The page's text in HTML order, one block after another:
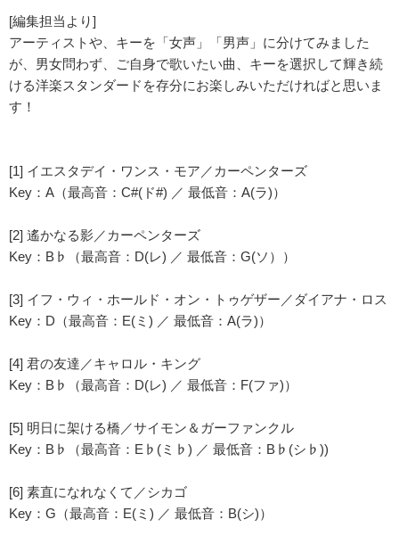
[編集担当より]
アーティストや、キーを「女声」「男声」に分けてみました
が、男女問わず、ご自身で歌いたい曲、キーを選択して輝き続
ける洋楽スタンダードを存分にお楽しみいただければと思いま
す！
[1] イエスタデイ・ワンス・モア／カーペンターズ
Key：A（最高音：C#(ド#) ／ 最低音：A(ラ)）
[2] 遙かなる影／カーペンターズ
Key：B♭（最高音：D(レ) ／ 最低音：G(ソ））
[3] イフ・ウィ・ホールド・オン・トゥゲザー／ダイアナ・ロス
Key：D（最高音：E(ミ) ／ 最低音：A(ラ)）
[4] 君の友達／キャロル・キング
Key：B♭（最高音：D(レ) ／ 最低音：F(ファ)）
[5] 明日に架ける橋／サイモン＆ガーファンクル
Key：B♭（最高音：E♭(ミ♭) ／ 最低音：B♭(シ♭))
[6] 素直になれなくて／シカゴ
Key：G（最高音：E(ミ) ／ 最低音：B(シ)）